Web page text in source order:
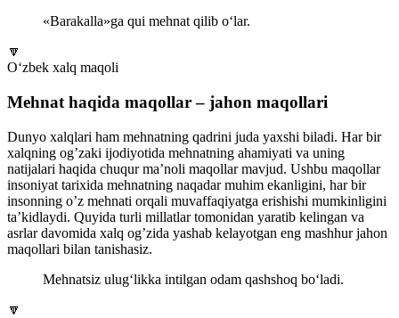
«Barakalla»ga qui mehnat qilib o‘lar.
🔽
O‘zbek xalq maqoli
Mehnat haqida maqollar – jahon maqollari
Dunyo xalqlari ham mehnatning qadrini juda yaxshi biladi. Har bir
xalqning og’zaki ijodiyotida mehnatning ahamiyati va uning
natijalari haqida chuqur ma’noli maqollar mavjud. Ushbu maqollar
insoniyat tarixida mehnatning naqadar muhim ekanligini, har bir
insonning o’z mehnati orqali muvaffaqiyatga erishishi mumkinligini
ta’kidlaydi. Quyida turli millatlar tomonidan yaratib kelingan va
asrlar davomida xalq og’zida yashab kelayotgan eng mashhur jahon
maqollari bilan tanishasiz.
Mehnatsiz ulug‘likka intilgan odam qashshoq bo‘ladi.
🔽